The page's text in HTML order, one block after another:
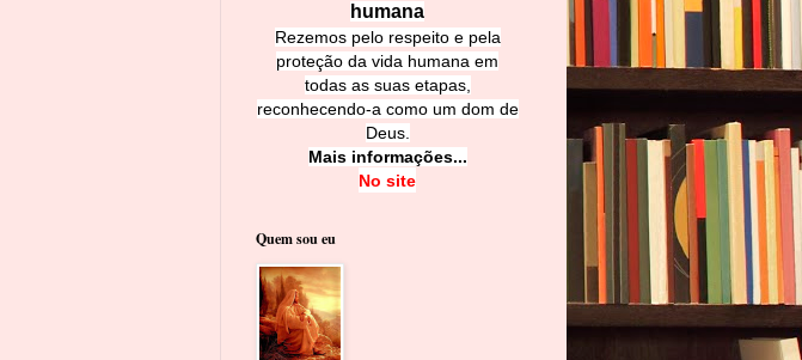
humana
Rezemos pelo respeito e pela
proteção da vida humana em
todas as suas etapas,
reconhecendo-a como um dom de
Deus.
Mais informações...
No site
Quem sou eu